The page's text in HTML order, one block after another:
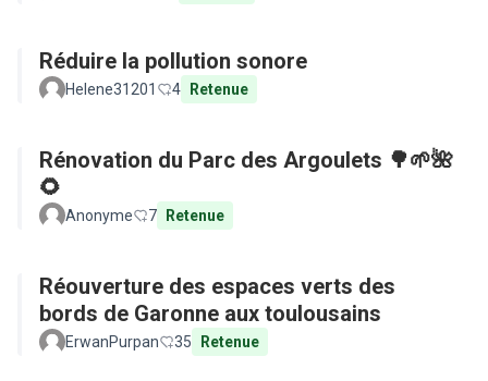
Réduire la pollution sonore
Helene31201 4 Retenue
Rénovation du Parc des Argoulets 🌳🌱🌺
🌻
Anonyme 7 Retenue
Réouverture des espaces verts des
bords de Garonne aux toulousains
ErwanPurpan 35 Retenue